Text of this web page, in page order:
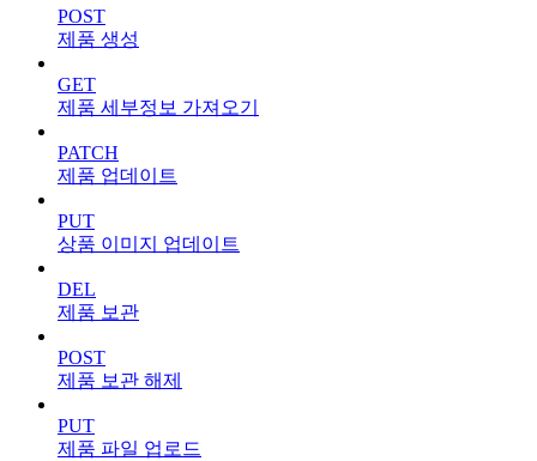
POST
제품 생성
GET
제품 세부정보 가져오기
PATCH
제품 업데이트
PUT
상품 이미지 업데이트
DEL
제품 보관
POST
제품 보관 해제
PUT
제품 파일 업로드